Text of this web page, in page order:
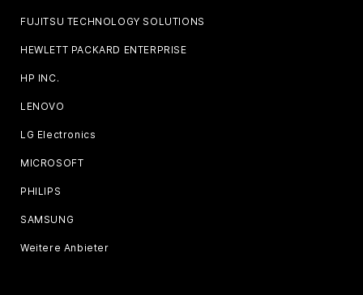
FUJITSU TECHNOLOGY SOLUTIONS
HEWLETT PACKARD ENTERPRISE
HP INC.
LENOVO
LG Electronics
MICROSOFT
PHILIPS
SAMSUNG
Weitere Anbieter